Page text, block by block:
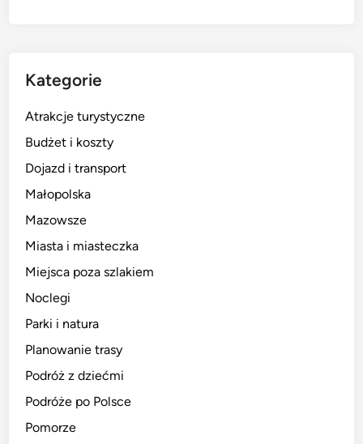
Kategorie
Atrakcje turystyczne
Budżet i koszty
Dojazd i transport
Małopolska
Mazowsze
Miasta i miasteczka
Miejsca poza szlakiem
Noclegi
Parki i natura
Planowanie trasy
Podróż z dziećmi
Podróże po Polsce
Pomorze